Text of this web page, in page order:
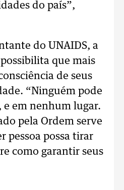
do país”,
do UNAIDS, a
que mais
de seus
“Ninguém pode
em nenhum lugar.
pela Ordem serve
pessoa possa tirar
como garantir seus